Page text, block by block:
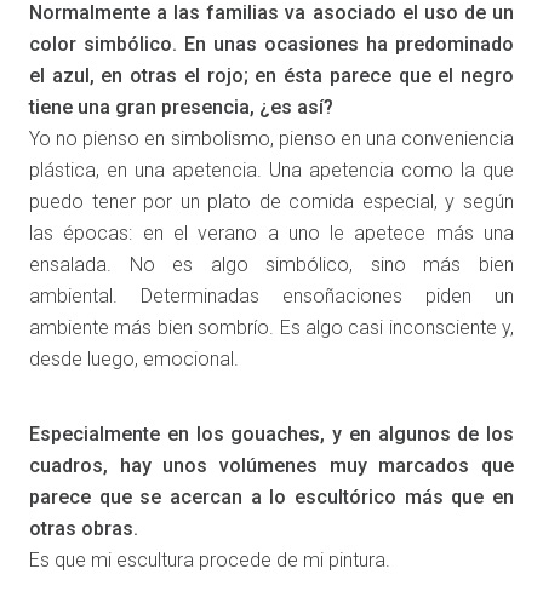
Normalmente a las familias va asociado el uso de un
color simbólico. En unas ocasiones ha predominado
el azul, en otras el rojo; en ésta parece que el negro
tiene una gran presencia, ¿es así?
Yo no pienso en simbolismo, pienso en una conveniencia
plástica, en una apetencia. Una apetencia como la que
puedo tener por un plato de comida especial, y según
las épocas: en el verano a uno le apetece más una
ensalada. No es algo simbólico, sino más bien
ambiental. Determinadas ensoñaciones piden un
ambiente más bien sombrío. Es algo casi inconsciente y,
desde luego, emocional.
Especialmente en los gouaches, y en algunos de los
cuadros, hay unos volúmenes muy marcados que
parece que se acercan a lo escultórico más que en
otras obras.
Es que mi escultura procede de mi pintura.